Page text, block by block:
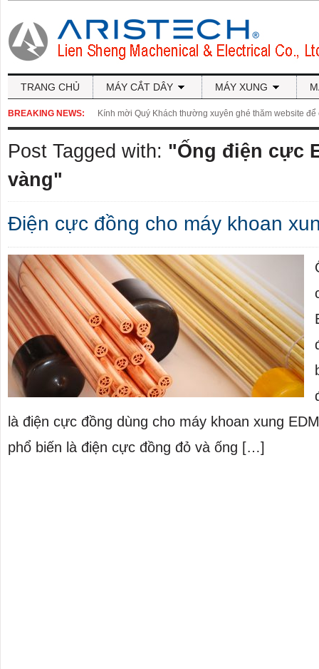
TRANG CHỦ MÁY CẮT DÂY MÁY XUNG
BREAKING NEWS: Kính mời Quý Khách thường xuyên ghé thăm website
Post Tagged with: "Ống điện cực
vàng"
Điện cực đồng cho máy khoan
là điện cực đồng dùng cho máy khoan xung
phổ biến là điện cực đồng đỏ và ống […]